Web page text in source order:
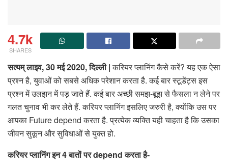
4.7k
SHARES
सत्‍यम् लाइव, 30 मई 2020, दिल्‍ली |करियर प्लानिंग कैसे करें? यह एक ऐसा
प्रश्न है, युवाओं को सबसे अधिक परेशान करता है. कई बार स्टूडेंट्स इस
प्रश्न में उलझन में पड़ जाते हैं. कई बार अच्छी समझ-बूझ से फैसला न लेने पर
गलत चुनाव भी कर लेते हैं. करियर प्लानिंग इसलिए जरुरी है, क्योंकि उस पर
आपका Future depend करता है. प्रत्येक व्यक्ति यही चाहता है कि उसका
जीवन सुकून और सुविधाओं से युक्त हो.
करियर प्लानिंग इन 4 बातों पर depend करता है-